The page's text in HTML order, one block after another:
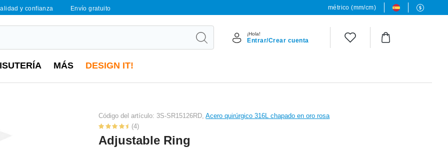
y confianza Envío gratuito métrico (mm/cm)
¡Hola!
Entrar/Crear cuenta
MÁS DESIGN IT!
Código del artículo: 3S-SR15126RD,Acero quirúrgico 316L chapado en oro rosa
(4)
Adjustable Ring